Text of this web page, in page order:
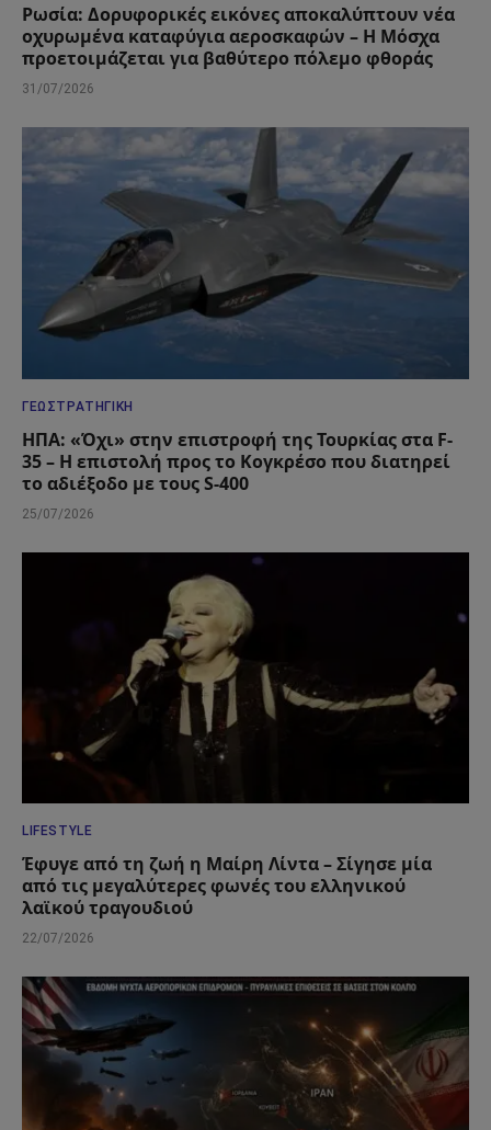
Ρωσία: Δορυφορικές εικόνες αποκαλύπτουν νέα
οχυρωμένα καταφύγια αεροσκαφών – Η Μόσχα
προετοιμάζεται για βαθύτερο πόλεμο φθοράς
31/07/2026
ΓΕΩΣΤΡΑΤΗΓΙΚΉ
ΗΠΑ: «Όχι» στην επιστροφή της Τουρκίας στα F-
35 – Η επιστολή προς το Κογκρέσο που διατηρεί
το αδιέξοδο με τους S-400
25/07/2026
LIFESTYLE
Έφυγε από τη ζωή η Μαίρη Λίντα – Σίγησε μία
από τις μεγαλύτερες φωνές του ελληνικού
λαϊκού τραγουδιού
22/07/2026